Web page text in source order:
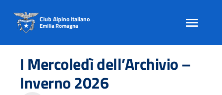
Club Alpino Italiano
Emilia Romagna
I Mercoledì dell’Archivio –
Inverno 2026